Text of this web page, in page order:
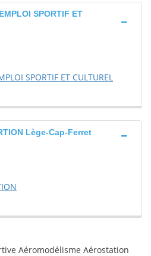
SPORTIF ET
SPORTIF ET CULTUREL
Lège-Cap-Ferret
Aéromodélisme Aérostation